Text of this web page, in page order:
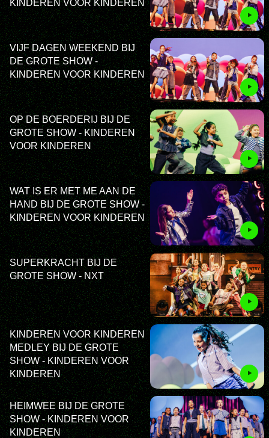
KINDEREN VOOR KINDEREN
VIJF DAGEN WEEKEND BIJ
DE GROTE SHOW -
KINDEREN VOOR KINDEREN
OP DE BOERDERIJ BIJ DE
GROTE SHOW - KINDEREN
VOOR KINDEREN
WAT IS ER MET ME AAN DE
HAND BIJ DE GROTE SHOW -
KINDEREN VOOR KINDEREN
SUPERKRACHT BIJ DE
GROTE SHOW - NXT
KINDEREN VOOR KINDEREN
MEDLEY BIJ DE GROTE
SHOW - KINDEREN VOOR
KINDEREN
HEIMWEE BIJ DE GROTE
SHOW - KINDEREN VOOR
KINDEREN